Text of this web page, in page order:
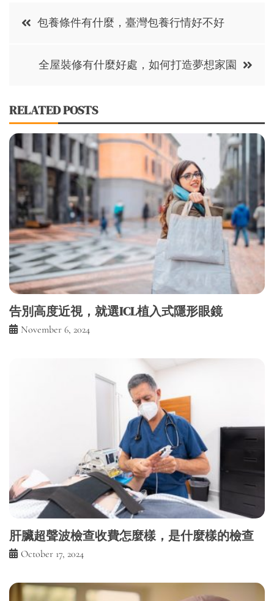
Post 包養條件有什麼，臺灣包養行情好不好
全屋裝修有什麼好處，如何打造夢想家園
RELATED POSTS
告別高度近視，就選ICL植入式隱形眼鏡
November 6, 2024
肝臟超聲波檢查收費怎麼樣，是什麼樣的檢查
October 17, 2024